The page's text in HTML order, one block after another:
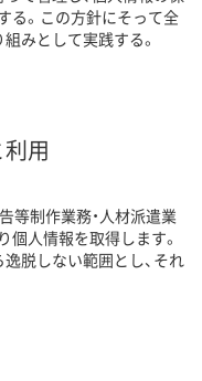
る。この方針にそって全
みとして実践する。
用
等制作業務・人材派遣業
人情報を取得します。
脱しない範囲とし、それ